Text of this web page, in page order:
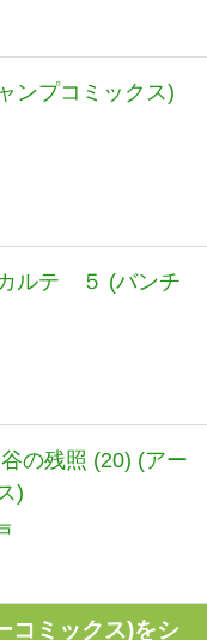
ンプコミックス)
ルテ ５ (バンチ
の残照 (20) (アー
)
コミックス)をシ